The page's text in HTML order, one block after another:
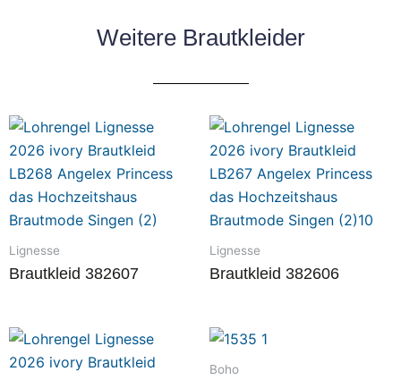
Weitere Brautkleider
Lignesse
Brautkleid 382607
Lignesse
Brautkleid 382606
Boho